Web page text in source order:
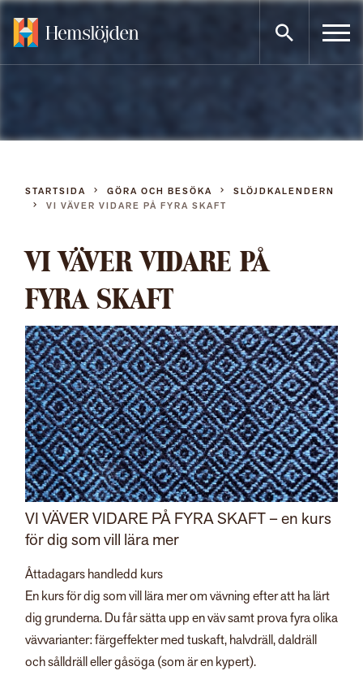
Gå
innehållet
STARTSIDA GÖRA OCH BESÖKA
SLÖJDKALENDERN
VI VÄVER VIDARE PÅ FYRA SKAFT
VI VÄVER VIDARE PÅ
FYRA SKAFT
VI VÄVER VIDARE PÅ FYRA SKAFT – en kurs
för dig som vill lära mer
Åttadagars handledd kurs
En kurs för dig som vill lära mer om vävning efter att ha lärt
dig grunderna. Du får sätta upp en väv samt prova fyra olika
vävvarianter: färgeffekter med tuskaft, halvdräll, daldräll
och sålldräll eller gåsöga (som är en kypert).